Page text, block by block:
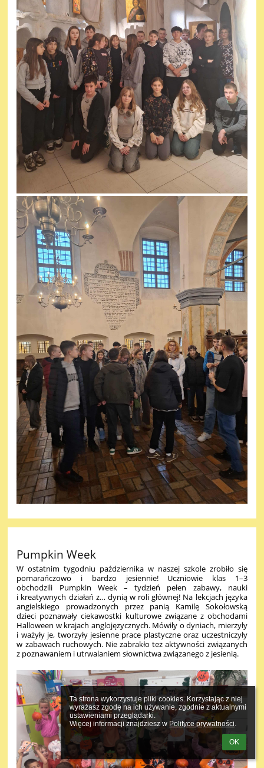
Ta strona wykorzystuje pliki cookies. Korzystając z niej
wyrażasz zgodę na ich używanie, zgodnie z aktualnymi
ustawieniami przeglądarki.
Więcej informacji znajdziesz w Polityce prywatności.
OK
Pumpkin Week
W ostatnim tygodniu października w naszej szkole zrobiło się
pomarańczowo i bardzo jesiennie! Uczniowie klas 1–3
obchodzili
Pumpkin Week
– tydzień pełen zabawy, nauki
i kreatywnych działań z… dynią w roli głównej! Na lekcjach języka
angielskiego prowadzonych przez panią Kamilę Sokołowską
dzieci poznawały ciekawostki kulturowe związane z obchodami
Halloween w krajach anglojęzycznych. Mówiły o dyniach, mierzyły
i ważyły je, tworzyły jesienne prace plastyczne oraz uczestniczyły
w zabawach ruchowych. Nie zabrakło też aktywności związanych
z poznawaniem i utrwalaniem słownictwa związanego z jesienią.